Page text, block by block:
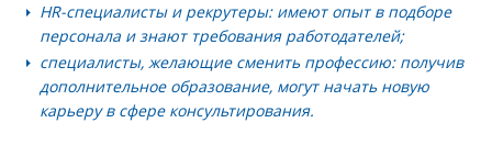
HR-специалисты и рекрутеры: имеют опыт в подборе
персонала и знают требования работодателей;
специалисты, желающие сменить профессию: получив
дополнительное образование, могут начать новую
карьеру в сфере консультирования.